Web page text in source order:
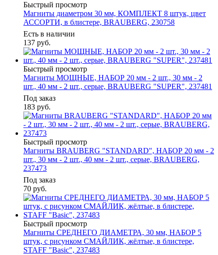
Быстрый просмотр
Магниты диаметром 30 мм, КОМПЛЕКТ 8 штук, цвет
АССОРТИ, в блистере, BRAUBERG, 230758
Есть в наличии
137 руб.
Быстрый просмотр
Магниты МОЩНЫЕ, НАБОР 20 мм - 2 шт., 30 мм - 2
шт., 40 мм - 2 шт., серые, BRAUBERG "SUPER", 237481
Под заказ
183 руб.
Быстрый просмотр
Магниты BRAUBERG "STANDARD", НАБОР 20 мм - 2
шт., 30 мм - 2 шт., 40 мм - 2 шт., серые, BRAUBERG,
237473
Под заказ
70 руб.
Быстрый просмотр
Магниты СРЕДНЕГО ДИАМЕТРА, 30 мм, НАБОР 5
штук, с рисунком СМАЙЛИК, жёлтые, в блистере,
STAFF "Basic", 237483